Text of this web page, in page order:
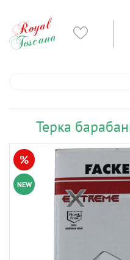
Терка
NEW
%